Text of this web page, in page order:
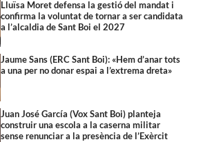
Lluïsa Moret defensa la gestió del mandat i
confirma la voluntat de tornar a ser candidata
a l’alcaldia de Sant Boi el 2027
Jaume Sans (ERC Sant Boi): «Hem d’anar tots
a una per no donar espai a l’extrema dreta»
Juan José García (Vox Sant Boi) planteja
construir una escola a la caserna militar
sense renunciar a la presència de l’Exèrcit